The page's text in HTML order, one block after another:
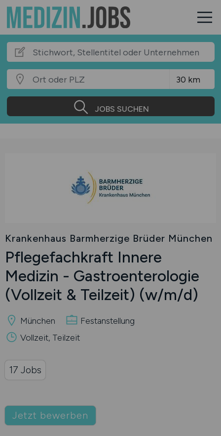
JOBS SUCHEN
Krankenhaus Barmherzige Brüder München
Pflegefachkraft Innere
Medizin - Gastroenterologie
(Vollzeit & Teilzeit) (w/m/d)
München
Festanstellung
Vollzeit, Teilzeit
Jetzt bewerben
17 Jobs